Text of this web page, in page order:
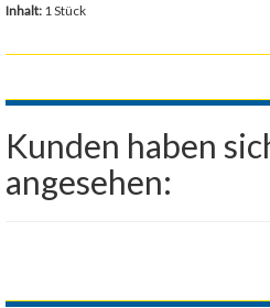
Inhalt: 1 Stück
Kunden haben
angesehen: